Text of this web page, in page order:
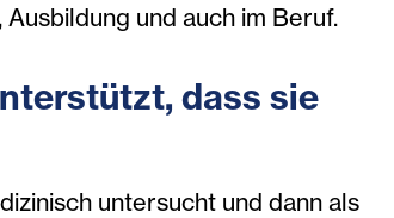
und auch im Beruf.
dass sie
untersucht und dann als